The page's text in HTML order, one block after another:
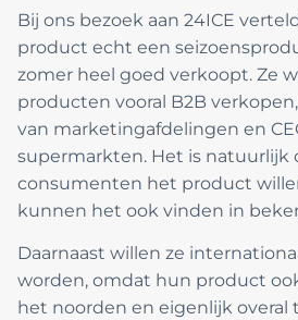
Bij ons bezoek aan 24ICE
product echt een
zomer heel goed verkoopt. Ze
producten vooral B2B
van marketingafdelingen en
supermarkten. Het is natuurlijk
consumenten het product
kunnen het ook vinden in
Daarnaast willen ze
worden, omdat hun product
het noorden en eigenlijk overal